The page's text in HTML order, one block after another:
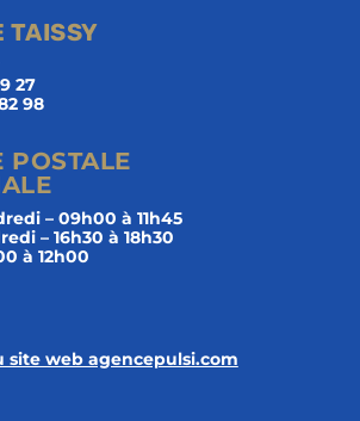
TAISSY
27
98
POSTALE
– 09h00 à 11h45
– 16h30 à 18h30
à 12h00
site web agencepulsi.com